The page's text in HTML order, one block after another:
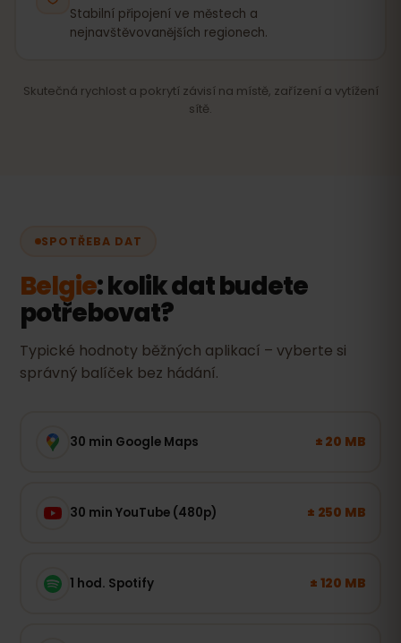
Stabilní připojení ve městech a
nejnavštěvovanějších regionech.
Skutečná rychlost a pokrytí závisí na místě, zařízení a vytížení
sítě.
SPOTŘEBA DAT
Belgie: kolik dat budete
potřebovat?
Typické hodnoty běžných aplikací – vyberte si
správný balíček bez hádání.
30 min Google Maps ± 20 MB
30 min YouTube (480p) ± 250 MB
1 hod. Spotify ± 120 MB